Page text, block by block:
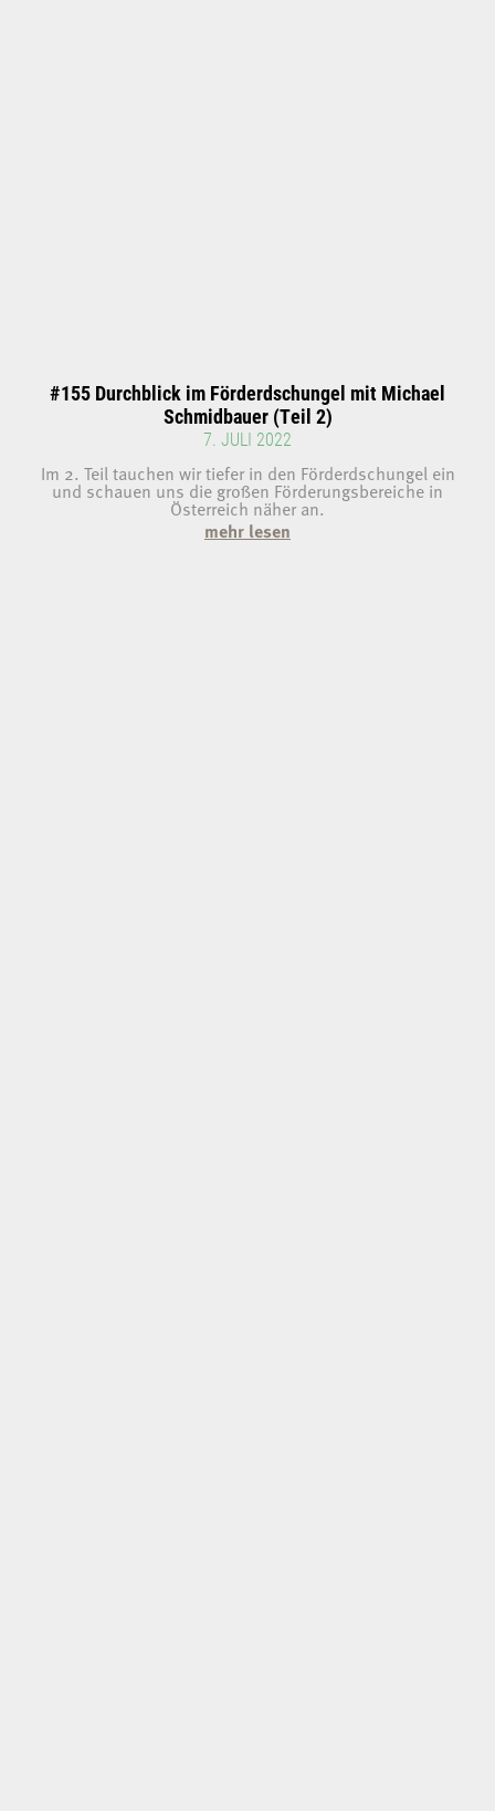
#155 Durchblick im Förderdschungel mit Michael
Schmidbauer (Teil 2)
7. JULI 2022
Im 2. Teil tauchen wir tiefer in den Förderdschungel ein
und schauen uns die großen Förderungsbereiche in
Österreich näher an.
mehr lesen